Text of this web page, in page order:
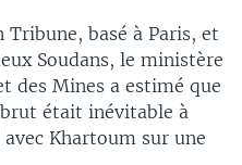
basé à Paris, et
Soudans, le ministère
des Mines a estimé que
était inévitable à
Khartoum sur une